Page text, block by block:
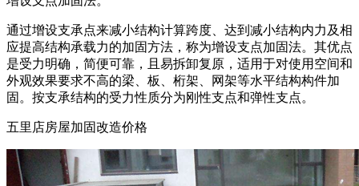
通过增设支承点来减小结构计算跨度、达到减小结构内力及相
应提高结构承载力的加固方法，称为增设支点加固法。其优点
是受力明确，简便可靠，且易拆卸复原，适用于对使用空间和
外观效果要求不高的梁、板、桁架、网架等水平结构构件加
固。按支承结构的受力性质分为刚性支点和弹性支点。
五里店房屋加固改造价格